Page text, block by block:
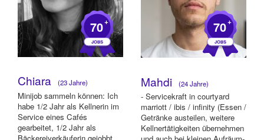
70+
Chiara (23 Jahre)
Minijob sammeln können: Ich
habe 1/2 Jahr als Kellnerin im
Service eines Cafés
gearbeitet, 1/2 Jahr als
70+
Mahdi (24 Jahre)
- Servicekraft in courtyard
marriott / ibis / infinity (Essen /
Getränke austeilen, weitere
Kellnertätigkeiten übernehmen